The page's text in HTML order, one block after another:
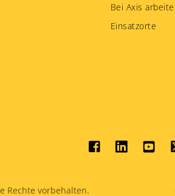
Bei Axis
Einsatzorte
Social
menu
Rechte vorbehalten.